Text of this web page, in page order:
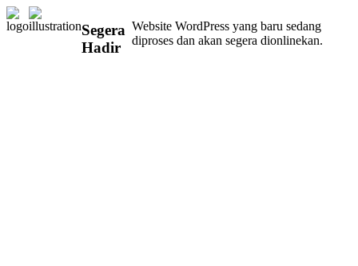
Segera
Hadir
Website WordPress yang baru sedang
diproses dan akan segera dionlinekan.